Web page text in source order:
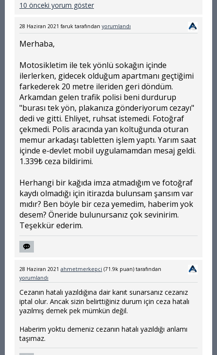
10 önceki yorum göster
28 Haziran 2021 faruk tarafından yorumlandı
Merhaba,
Motosikletim ile tek yönlü sokağın içinde
ilerlerken, gidecek olduğum apartmanı geçtiğimi
farkederek 20 metre ileriden geri döndüm.
Arkamdan gelen trafik polisi beni durdurup
"burası tek yön, plakanıza gönderiyorum cezayı"
dedi ve gitti. Ehliyet, ruhsat istemedi. Fotoğraf
çekmedi. Polis aracında yan koltuğunda oturan
memur arkadaşı tabletten işlem yaptı. Yarım saat
içinde e-devlet mobil uygulamamdan mesaj geldi.
1.339₺ ceza bildirimi.
Herhangi bir kağıda imza atmadığım ve fotoğraf
kaydı olmadığı için itirazda bulunsam şansım var
mıdır? Ben böyle bir ceza yemedim, haberim yok
desem? Öneride bulunursanız çok sevinirim.
Teşekkür ederim.
28 Haziran 2021 ahmetmerkepci (71.9k puan) tarafından
yorumlandı
Cezanın hatalı yazıldığına dair kanıt sunarsanız cezanız
iptal olur. Ancak sizin belirttiğiniz durum için ceza hatalı
yazılmış demek pek mümkün değil.
Haberim yoktu demeniz cezanın hatalı yazıldığı anlamı
taşımaz.